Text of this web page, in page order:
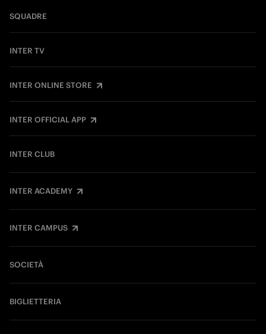
SQUADRE
INTER TV
INTER ONLINE STORE
INTER OFFICIAL APP
INTER CLUB
INTER ACADEMY
INTER CAMPUS
SOCIETÀ
BIGLIETTERIA